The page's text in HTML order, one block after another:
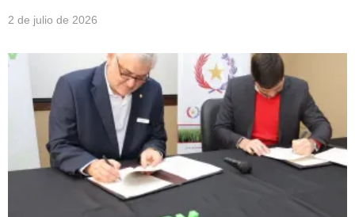
2 de julio de 2026